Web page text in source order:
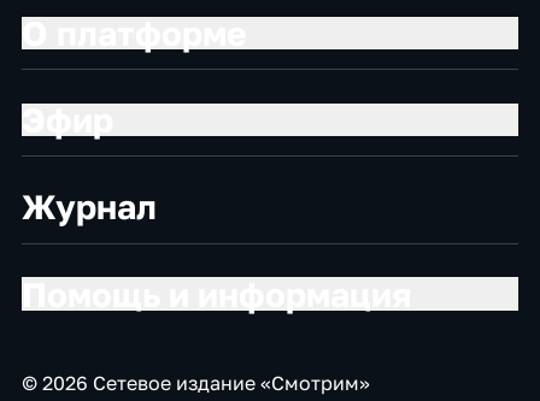
Журнал
© 2026 Сетевое издание «Смотрим»